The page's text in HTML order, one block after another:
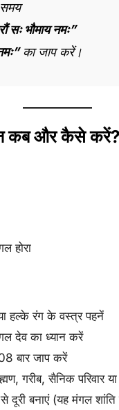
सः भौमाय नमः”
का जाप करें।
कब और कैसे करें?
होरा
हल्के रंग के वस्त्र पहनें
देव का ध्यान करें
बार जाप करें
गरीब, सैनिक परिवार
दूरी बनाएं (यह मंगल